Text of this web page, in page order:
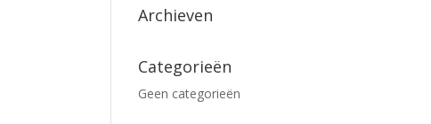
Archieven
Categorieën
Geen categorieën